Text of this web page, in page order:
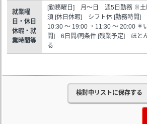
就業曜
日・休日
休暇・就
業時間等
[勤務曜日] 月～日 週5日勤務 ※土
須 [休日休暇] シフト休 [勤務時間]
10:30 ～ 19:00 ・11:30 ～ 20:00 ＊
間] 6日間/同条件 [残業予定] ほと
る
検討中リストに保存する